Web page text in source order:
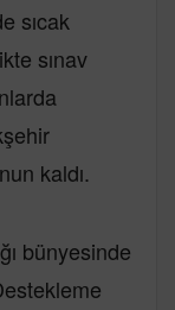
sıcak
sınav
kaldı.
bünyesinde